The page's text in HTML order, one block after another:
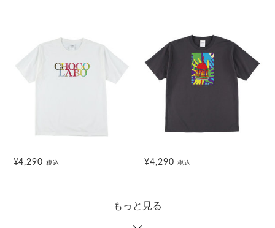
¥4,290税込 ¥4,290 税込
もっと見る